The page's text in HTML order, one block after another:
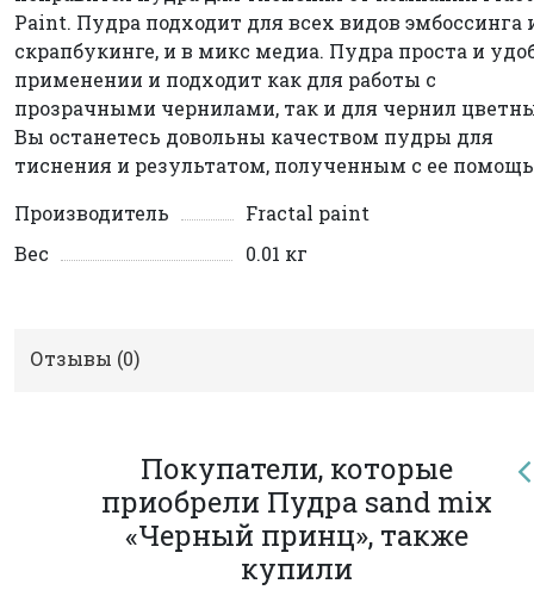
Paint. Пудра подходит для всех видов эмбоссинга
скрапбукинге, и в микс медиа. Пудра проста и
применении и подходит как для работы с
прозрачными чернилами, так и для чернил
Вы останетесь довольны качеством пудры для
тиснения и результатом, полученным с ее
Производитель
Fractal paint
Вес
0.01 кг
Отзывы (0)
Покупатели, которые
приобрели Пудра sand mix
«Черный принц», также
купили